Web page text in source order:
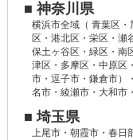
■ 神奈川県
横浜市全域（ 青葉区
区・港北区・栄区・瀬
保土ヶ谷区・緑区・南
津区・多摩区・中原区
市・逗子市・鎌倉市）
名市・綾瀬市・大和市
■ 埼玉県
上尾市・朝霞市・春日